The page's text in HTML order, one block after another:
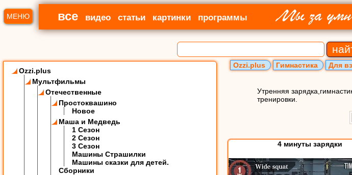
МЕНЮ все видео статьи картинки программы Мы за
Ozzi.plus
Мультфильмы
Отечественные
Простоквашино
Новое
Маша и Медведь
1 Сезон
2 Сезон
3 Сезон
Машины Страшилки
Машины сказки для детей.
Сборники
Ozzi.plus Гимнастика
Для
Утренняя
тренировки.
4 минуты зарядки